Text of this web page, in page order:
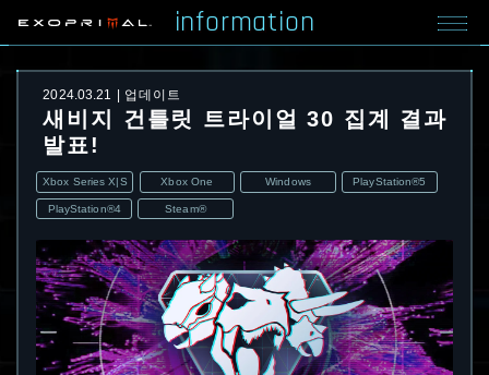
information
2024.03.21 업데이트
새비지 건틀릿 트라이얼 30 집계 결과
발표!
Xbox Series X|S Xbox One Windows PlayStation®5
PlayStation®4 Steam®